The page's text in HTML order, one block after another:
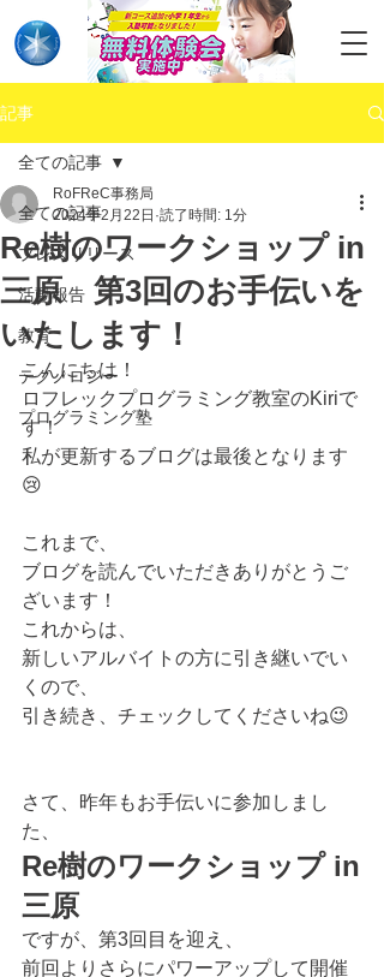
記事
全ての記事
プレスリリース
活動報告
教育
テクノロジー
プログラミング塾
全ての記事
Re樹のワークショップ in
三原 第3回のお手伝いを
いたします！
RoFReC事務局
2024年2月22日 読了時間: 1分
こんにちは！
ロフレックプログラミング教室のKiriで
す！
私が更新するブログは最後となります
😢
これまで、
ブログを読んでいただきありがとうご
ざいます！
これからは、
新しいアルバイトの方に引き継いでい
くので、
引き続き、チェックしてくださいね😉
さて、昨年もお手伝いに参加しまし
た、
Re樹のワークショップ in
三原
ですが、第3回目を迎え、
前回よりさらにパワーアップして開催